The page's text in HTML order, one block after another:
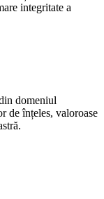
integritate a
domeniul
de înțeles, valoroase